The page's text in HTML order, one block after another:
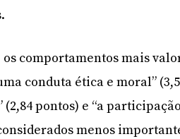
comportamentos mais
conduta ética e moral”
(2,84 pontos) e “a
menos